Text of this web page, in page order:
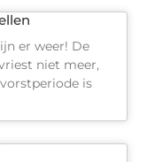
er weer! De
niet meer,
is